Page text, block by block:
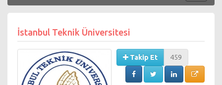
İstanbul Teknik Üniversitesi
Takip Et 459